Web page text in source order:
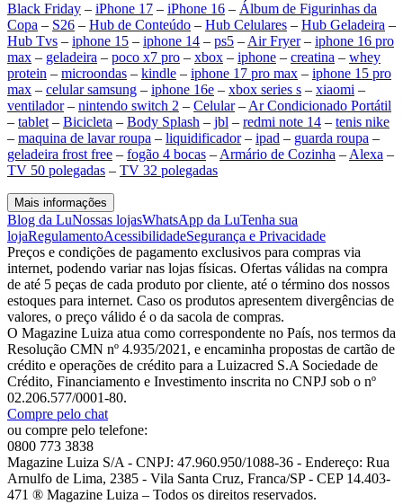
Black Friday – iPhone 17 – iPhone 16 – Álbum de Figurinhas da
Copa – S26 – Hub de Conteúdo – Hub Celulares – Hub Geladeira –
Hub Tvs – iphone 15 – iphone 14 – ps5 –Air Fryer– iphone 16 pro
max – geladeira – poco x7 pro – xbox – iphone – creatina – whey
protein – microondas – kindle – iphone 17 pro max – iphone 15 pro
max – celular samsung – iphone 16e – xbox series s – xiaomi –
ventilador– nintendo switch 2 – Celular–Ar Condicionado Portátil
– tablet– Bicicleta – Body Splash – jbl – redmi note 14 – tenis nike
– maquina de lavar roupa – liquidificador– ipad – guarda roupa –
geladeira frost free – fogão 4 bocas –Armário de Cozinha –Alexa –
TV 50 polegadas – TV 32 polegadas
Mais informações
Blog da LuNossas lojasWhatsApp da LuTenha sua
lojaRegulamentoAcessibilidadeSegurança e Privacidade
Preços e condições de pagamento exclusivos para compras via
internet, podendo variar nas lojas físicas. Ofertas válidas na compra
de até 5 peças de cada produto por cliente, até o término dos nossos
estoques para internet. Caso os produtos apresentem divergências de
valores, o preço válido é o da sacola de compras.
O Magazine Luiza atua como correspondente no País, nos termos da
Resolução CMN nº 4.935/2021, e encaminha propostas de cartão de
crédito e operações de crédito para a Luizacred S.A Sociedade de
Crédito, Financiamento e Investimento inscrita no CNPJ sob o nº
02.206.577/0001-80.
Compre pelo chat
ou compre pelo telefone:
0800 773 3838
Magazine Luiza S/A - CNPJ: 47.960.950/1088-36 - Endereço: Rua
Arnulfo de Lima, 2385 - Vila Santa Cruz, Franca/SP - CEP 14.403-
471 ® Magazine Luiza – Todos os direitos reservados.